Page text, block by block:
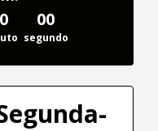
00
segundo